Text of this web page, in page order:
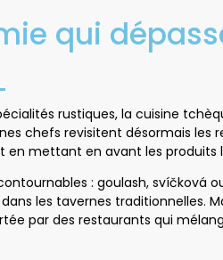
qui
rustiques, la cuisine
chefs revisitent désormais les
en mettant en avant les produits
: goulash, svíčková
les tavernes traditionnelles.
par des restaurants qui